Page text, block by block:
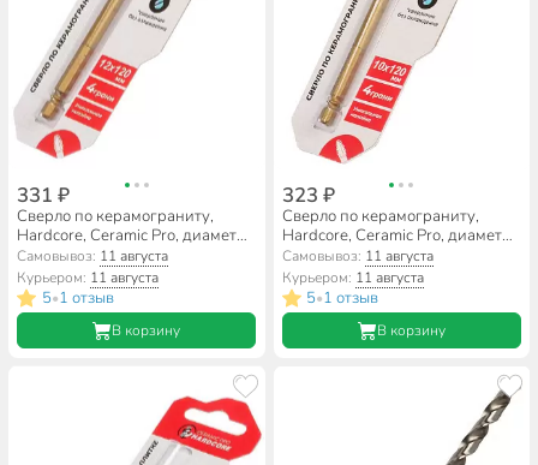
331 ₽
Сверло по керамограниту,
Hardcore, Ceramic Pro, диаметр
12х120 мм, шестигранник,
156012
Самовывоз: 11 августа
Курьером: 11 августа
5•1 отзыв
В корзину
323 ₽
Сверло по керамограниту,
Hardcore, Ceramic Pro, диаметр
10х120 мм, шестигранник,
156010
Самовывоз: 11 августа
Курьером: 11 августа
5•1 отзыв
В корзину